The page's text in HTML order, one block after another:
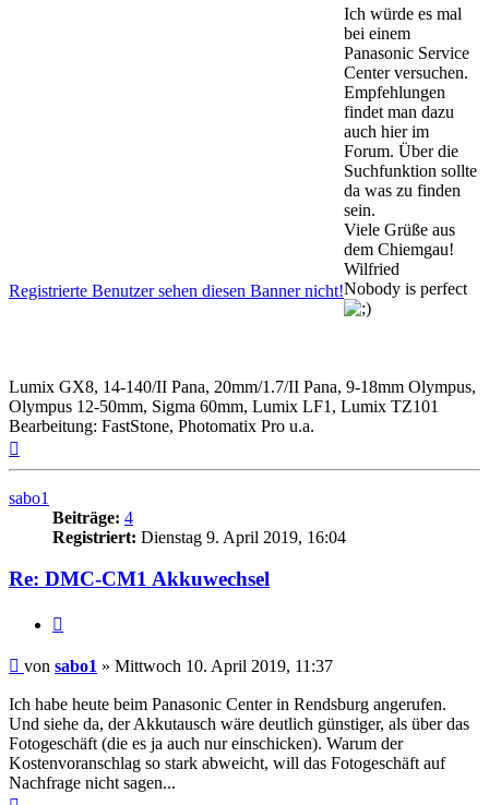
Registrierte Benutzer sehen diesen Banner nicht!
Ich würde es mal
bei einem
Panasonic Service
Center versuchen.
Empfehlungen
findet man dazu
auch hier im
Forum. Über die
Suchfunktion sollte
da was zu finden
sein.
Viele Grüße aus
dem Chiemgau!
Wilfried
Nobody is perfect
Lumix GX8, 14-140/II Pana, 20mm/1.7/II Pana, 9-18mm Olympus,
Olympus 12-50mm, Sigma 60mm, Lumix LF1, Lumix TZ101
Bearbeitung: FastStone, Photomatix Pro u.a.
sabo1
Beiträge: 4
Registriert: Dienstag 9. April 2019, 16:04
Re: DMC-CM1 Akkuwechsel
Beitrag
von sabo1 » Mittwoch 10. April 2019, 11:37
Ich habe heute beim Panasonic Center in Rendsburg angerufen.
Und siehe da, der Akkutausch wäre deutlich günstiger, als über das
Fotogeschäft (die es ja auch nur einschicken). Warum der
Kostenvoranschlag so stark abweicht, will das Fotogeschäft auf
Nachfrage nicht sagen...